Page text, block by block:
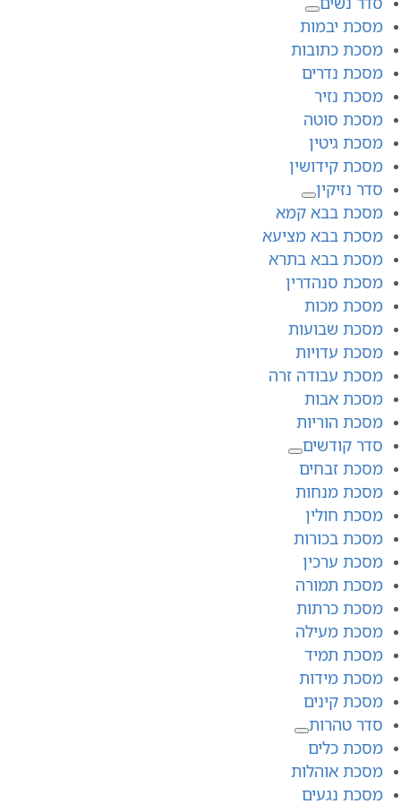
מסכת יבמות
מסכת כתובות
מסכת נדרים
מסכת נזיר
מסכת סוטה
מסכת גיטין
מסכת קידושין
סדר נזיקין
מסכת בבא קמא
מסכת בבא מציעא
מסכת בבא בתרא
מסכת סנהדרין
מסכת מכות
מסכת שבועות
מסכת עדויות
מסכת עבודה זרה
מסכת אבות
מסכת הוריות
סדר קודשים
מסכת זבחים
מסכת מנחות
מסכת חולין
מסכת בכורות
מסכת ערכין
מסכת תמורה
מסכת כרתות
מסכת מעילה
מסכת תמיד
מסכת מידות
מסכת קינים
סדר טהרות
מסכת כלים
מסכת אוהלות
מסכת נגעים